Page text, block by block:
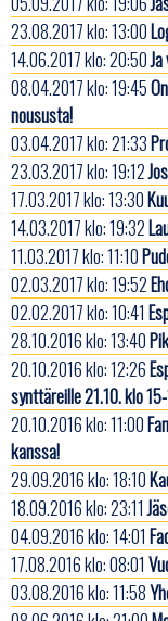
23.08.2017 klo: 13:00
14.06.2017 klo: 20:50
08.04.2017 klo: 19:45
noususta!
03.04.2017 klo: 21:33
23.03.2017 klo: 19:12
17.03.2017 klo: 13:30
14.03.2017 klo: 19:32
11.03.2017 klo: 11:10
02.03.2017 klo: 19:52
02.02.2017 klo: 10:41
28.10.2016 klo: 13:40
20.10.2016 klo: 12:26
synttäreille 21.10. klo
20.10.2016 klo: 11:00
kanssa!
29.09.2016 klo: 18:10
18.09.2016 klo: 23:11
04.09.2016 klo: 14:01
17.08.2016 klo: 08:01
03.08.2016 klo: 11:58